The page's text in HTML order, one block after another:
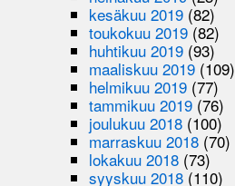
kesäkuu 2019 (82)
toukokuu 2019(82)
huhtikuu 2019 (93)
maaliskuu 2019 (109)
helmikuu 2019 (77)
tammikuu 2019(76)
joulukuu 2018 (100)
marraskuu 2018 (70)
lokakuu 2018 (73)
syyskuu 2018(110)